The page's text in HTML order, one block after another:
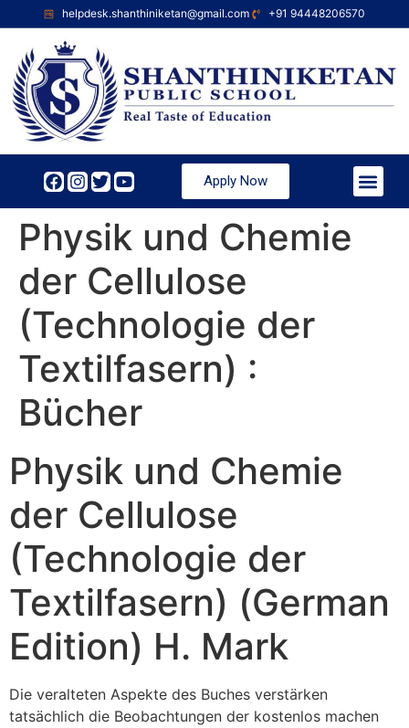
helpdesk.shanthiniketan@gmail.com +91 94448206570
Apply Now
Physik und Chemie
der Cellulose
(Technologie der
Textilfasern) :
Bücher
Physik und Chemie
der Cellulose
(Technologie der
Textilfasern) (German
Edition) H. Mark
Die veralteten Aspekte des Buches verstärken
tatsächlich die Beobachtungen der kostenlos machen